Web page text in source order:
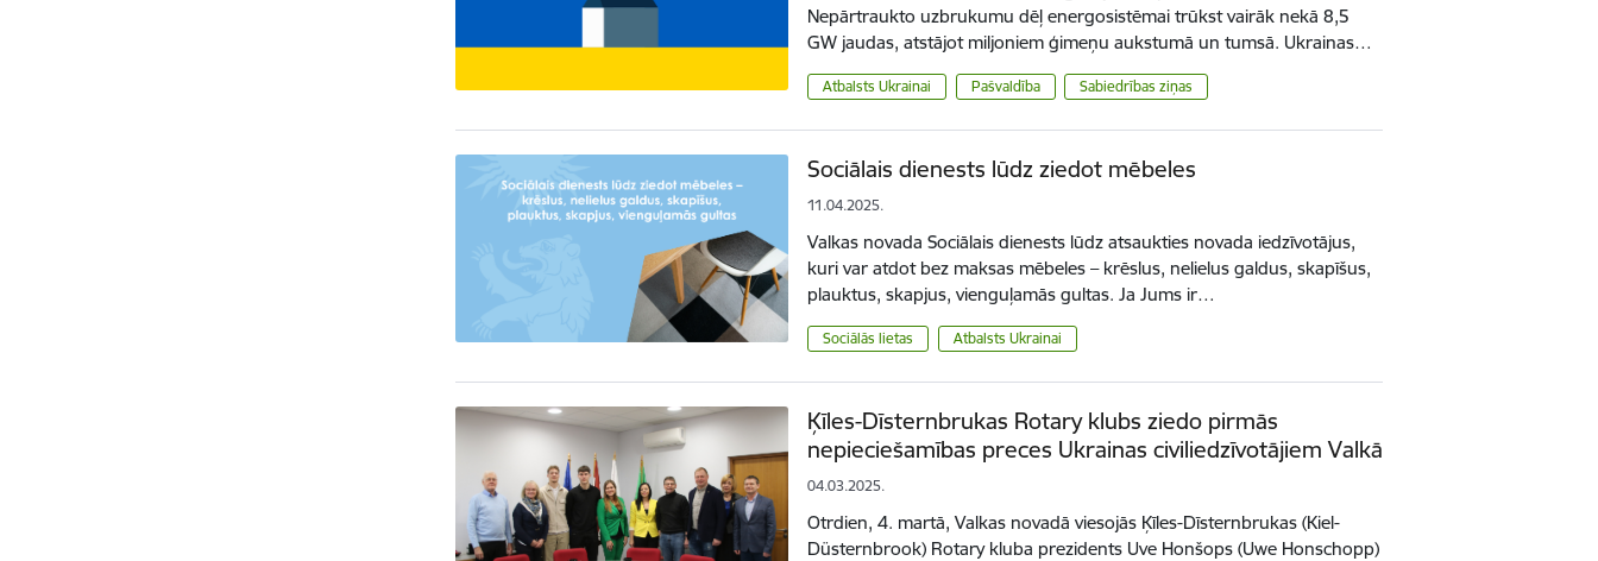
Nepārtraukto uzbrukumu dēļ energosistēmai trūkst vairāk nekā 8,5
GW jaudas, atstājot miljoniem ģimeņu aukstumā un tumsā. Ukrainas…
Atbalsts Ukrainai Pašvaldība Sabiedrības ziņas
Sociālais dienests lūdz ziedot mēbeles
11.04.2025.
Valkas novada Sociālais dienests lūdz atsaukties novada iedzīvotājus,
kuri var atdot bez maksas mēbeles – krēslus, nelielus galdus, skapīšus,
plauktus, skapjus, vienguļamās gultas. Ja Jums ir…
Sociālās lietas Atbalsts Ukrainai
Ķīles-Dīsternbrukas Rotary klubs ziedo pirmās
nepieciešamības preces Ukrainas civiliedzīvotājiem Valkā
04.03.2025.
Otrdien, 4. martā, Valkas novadā viesojās Ķīles-Dīsternbrukas (Kiel-
Düsternbrook) Rotary kluba prezidents Uve Honšops (Uwe Honschopp)